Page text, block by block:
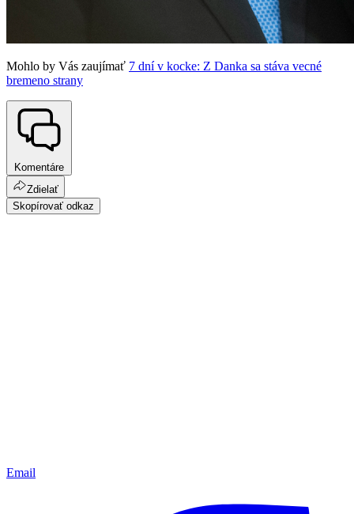
Mohlo by Vás zaujímať 7 dní v kocke: Z Danka sa stáva vecné
bremeno strany
Komentáre
Zdielať
Skopírovať odkaz
Email